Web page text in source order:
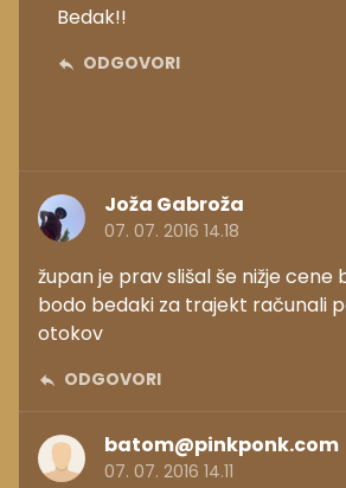
Bedak!!
ODGOVORI
Joža Gabroža
07. 07. 2016 14.18
župan je prav slišal še nižje cene
bodo bedaki za trajekt računali
otokov
ODGOVORI
batom@pinkponk.com
07. 07. 2016 14.11